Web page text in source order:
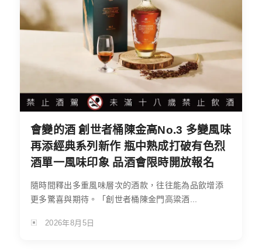
會變的酒 創世者桶陳金高No.3 多變風味
再添經典系列新作 瓶中熟成打破有色烈
酒單一風味印象 品酒會限時開放報名
隨時間釋出多重風味層次的酒款，往往能為品飲增添
更多驚喜與期待。「創世者桶陳金門高粱酒...
2026年8月5日